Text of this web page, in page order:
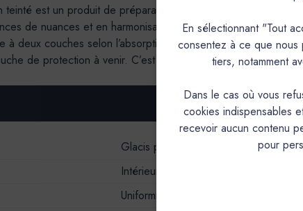
teinté est un produit de préparation à base d'eau, à
de nuances et en harmonisant l’ensemble de la surface.
à deux couches selon l’absorption du support. Destiné à un
de protection à venir. C’est une étape essentielle pour
Glacis pour béton teinté, avant
Intérieur
Uniformise en couleur l'aspect des
En sélectionnant "Tout
consentez à ce que nous
tiers, notamment
Dans le cas où vous
cookies indispensables
recevoir aucun contenu
pour